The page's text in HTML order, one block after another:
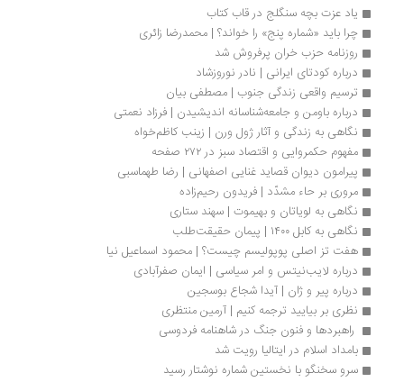
یاد عزت بچه سنگلج در قاب کتاب
چرا باید «شماره پنج» را خواند؟ | محمدرضا زائری
روزنامه حزب خران پرفروش شد
درباره کودتای ایرانی | نادر نوروزشاد
ترسیم واقعی‌ زندگی جنوب | مصطفی بیان
درباره باومن و جامعه‌شناسانه اندیشیدن | فرزاد نعمتی
نگاهی به زندگی و آثار ژول ورن | زینب کاظم‌خواه
مفهوم حکمروایی و اقتصاد سبز در ۲۷۲ صفحه
پیرامون دیوان قصاید غنایی اصفهانی | رضا طهماسبی
مروری بر حاء مشدّد | فریدون رحیم‌زاده
نگاهی به لویاتان و بهیموت | سهند ستاری
نگاهی به کابل ۱۴۰۰ | پیمان حقیقت‌طلب
هفت تز اصلی پوپولیسم چیست؟ | محمود اسماعیل نیا
درباره لایب‌نیتس و امر سیاسی | ایمان صفرآبادی
درباره پیر و ژان | آیدا شجاع بوسجین
نظری بر بیایید ترجمه کنیم | آرمین منتظری
راهبردها و فنون جنگ در شاهنامه فردوسی
بامداد اسلام در ایتالیا رویت شد
سرو سخنگو با نخستین شماره نوشتار رسید